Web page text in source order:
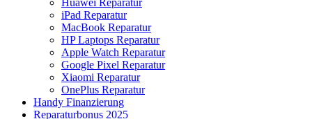
Huawei Reparatur
iPad Reparatur
MacBook Reparatur
HP Laptops Reparatur
Apple Watch Reparatur
Google Pixel Reparatur
Xiaomi Reparatur
OnePlus Reparatur
Handy Finanzierung
Reparaturbonus 2025